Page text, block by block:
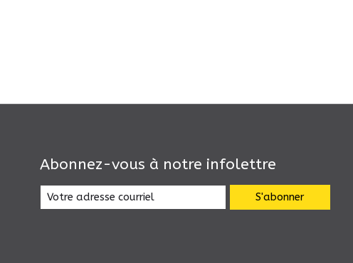
Abonnez-vous à notre infolettre
S'abonner